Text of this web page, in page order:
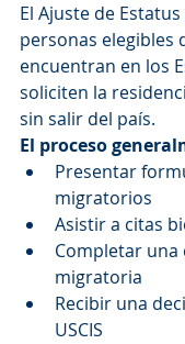
El Ajuste de
personas elegibles
encuentran en los
soliciten la
sin salir del país.
El proceso
Presentar
migratorios
Asistir a citas
Completar una
migratoria
Recibir una
USCIS